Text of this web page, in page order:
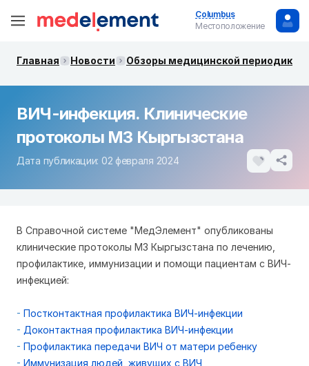
Columbus
Местоположение
Главная Новости Обзоры медицинской периодики.
ВИЧ-инфекция. Клинические
протоколы МЗ Кыргызстана
Дата публикации: 02 февраля 2024
В Справочной системе "МедЭлемент" опубликованы
клинические протоколы МЗ Кыргызстана по лечению,
профилактике, иммунизации и помощи пациентам с ВИЧ-
инфекцией:
- Постконтактная профилактика ВИЧ-инфекции
- Доконтактная профилактика ВИЧ-инфекции
- Профилактика передачи ВИЧ от матери ребенку
- Иммунизация людей, живущих с ВИЧ